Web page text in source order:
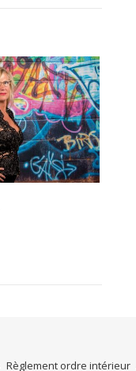
Règlement ordre intérieur